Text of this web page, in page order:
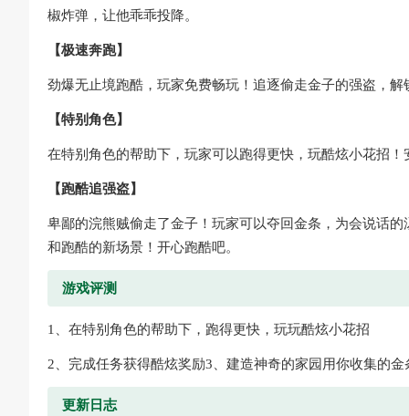
椒炸弹，让他乖乖投降。
【极速奔跑】
劲爆无止境跑酷，玩家免费畅玩！追逐偷走金子的强盗，
【特别角色】
在特别角色的帮助下，玩家可以跑得更快，玩酷炫小花招
【跑酷追强盗】
卑鄙的浣熊贼偷走了金子！玩家可以夺回金条，为会说话
和跑酷的新场景！开心跑酷吧。
游戏评测
1、在特别角色的帮助下，跑得更快，玩玩酷炫小花招
2、完成任务获得酷炫奖励3、建造神奇的家园用你收集的
更新日志